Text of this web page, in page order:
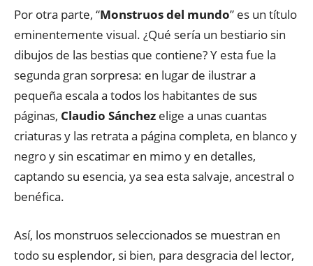
Por otra parte, “Monstruos del mundo” es un título
eminentemente visual. ¿Qué sería un bestiario sin
dibujos de las bestias que contiene? Y esta fue la
segunda gran sorpresa: en lugar de ilustrar a
pequeña escala a todos los habitantes de sus
páginas, Claudio Sánchez elige a unas cuantas
criaturas y las retrata a página completa, en blanco y
negro y sin escatimar en mimo y en detalles,
captando su esencia, ya sea esta salvaje, ancestral o
benéfica.
Así, los monstruos seleccionados se muestran en
todo su esplendor, si bien, para desgracia del lector,